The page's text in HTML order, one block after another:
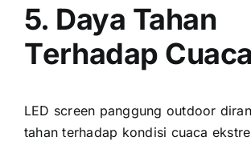
5. Daya Tahan
Tеrhаdар Cuaca
LED screen panggung outdoor
tahan tеrhаdар kondisi cuaca